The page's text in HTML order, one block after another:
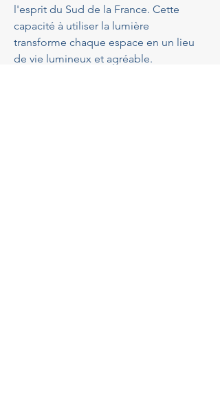
l'esprit du Sud de la France. Cette
capacité à utiliser la lumière
transforme chaque espace en un lieu
de vie lumineux et agréable.